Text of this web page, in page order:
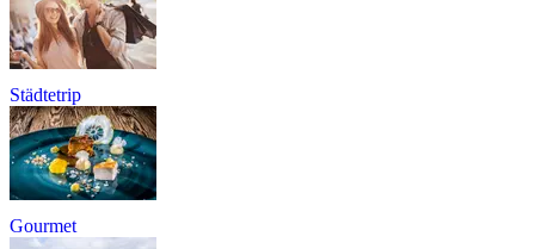
Städtetrip
Gourmet